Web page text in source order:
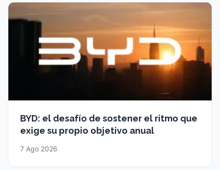
BYD: el desafío de sostener el ritmo que
exige su propio objetivo anual
7 Ago 2026